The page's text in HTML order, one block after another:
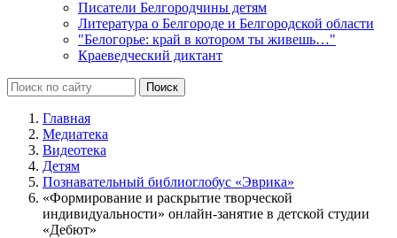
Писатели Белгородчины детям
Литература о Белгороде и Белгородской области
"Белогорье: край в котором ты живешь…"
Краеведческий диктант
Главная
Медиатека
Видеотека
Детям
Познавательный библиоглобус «Эврика»
«Формирование и раскрытие творческой
индивидуальности» онлайн-занятие в детской студии
«Дебют»